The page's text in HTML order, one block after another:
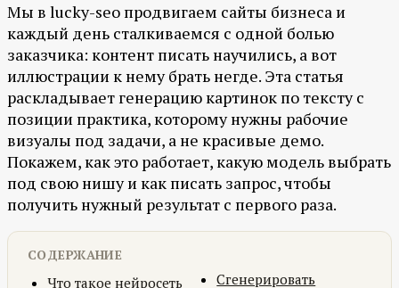
Мы в lucky-seo продвигаем сайты бизнеса и
каждый день сталкиваемся с одной болью
заказчика: контент писать научились, а вот
иллюстрации к нему брать негде. Эта статья
раскладывает генерацию картинок по тексту с
позиции практика, которому нужны рабочие
визуалы под задачи, а не красивые демо.
Покажем, как это работает, какую модель выбрать
под свою нишу и как писать запрос, чтобы
получить нужный результат с первого раза.
СОДЕРЖАНИЕ
Что такое нейросеть
Сгенерировать